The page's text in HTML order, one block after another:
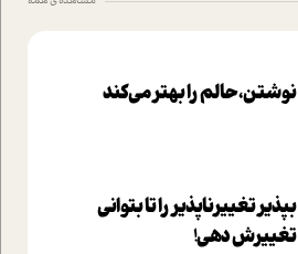
نوشتن، حالم را بهتر می‌کند
بپذير تغييرناپذير را تا بتواني
تغييرش دهي!‏